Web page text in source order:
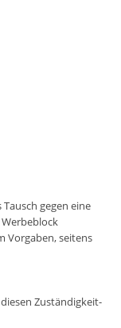
gegen eine
Werbeblock
Vorgaben, seitens
Zuständigkeit-